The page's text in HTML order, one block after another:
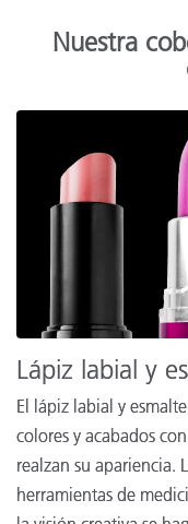
Nuestra
Lápiz labial y
El lápiz labial y
colores y acabados
realzan su apariencia.
herramientas de